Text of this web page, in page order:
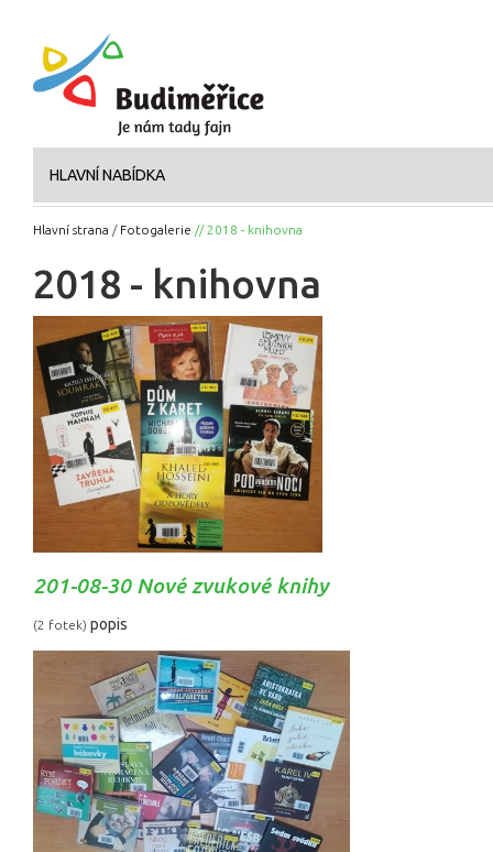
HLAVNÍ NABÍDKA
Hlavní strana / Fotogalerie // 2018 - knihovna
2018 - knihovna
201-08-30 Nové zvukové knihy
(2 fotek) popis